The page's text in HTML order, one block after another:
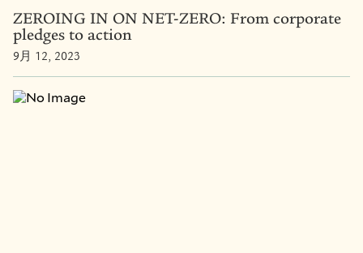
ZEROING IN ON NET-ZERO: From corporate
pledges to action
9月 12, 2023